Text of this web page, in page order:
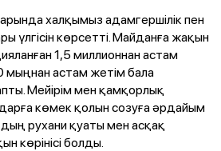
халқымыз адамгершілік пен
үлгісін көрсетті. Майданға жақын
1,5 миллионнан астам
мыңнан астам жетім бала
Мейірім мен қамқорлық
көмек қолын созуға әрдайым
рухани қуаты мен асқақ
көрінісі болды.